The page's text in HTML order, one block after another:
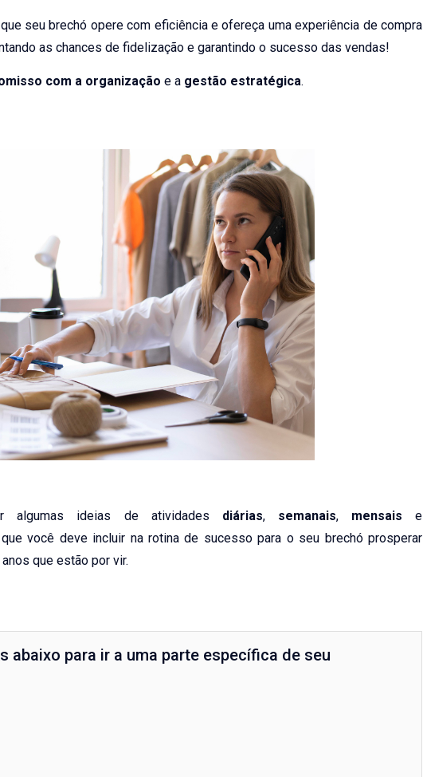
seu brechó opere com eficiência e ofereça uma experiência de compra
as chances de fidelização e garantindo o sucesso das vendas!
com a organização e a gestão estratégica.
algumas ideias de atividades diárias, semanais, mensaise
você deve incluir na rotina de sucesso para o seu brechó prosperar
que estão por vir.
abaixo para ir a uma parte específica de seu